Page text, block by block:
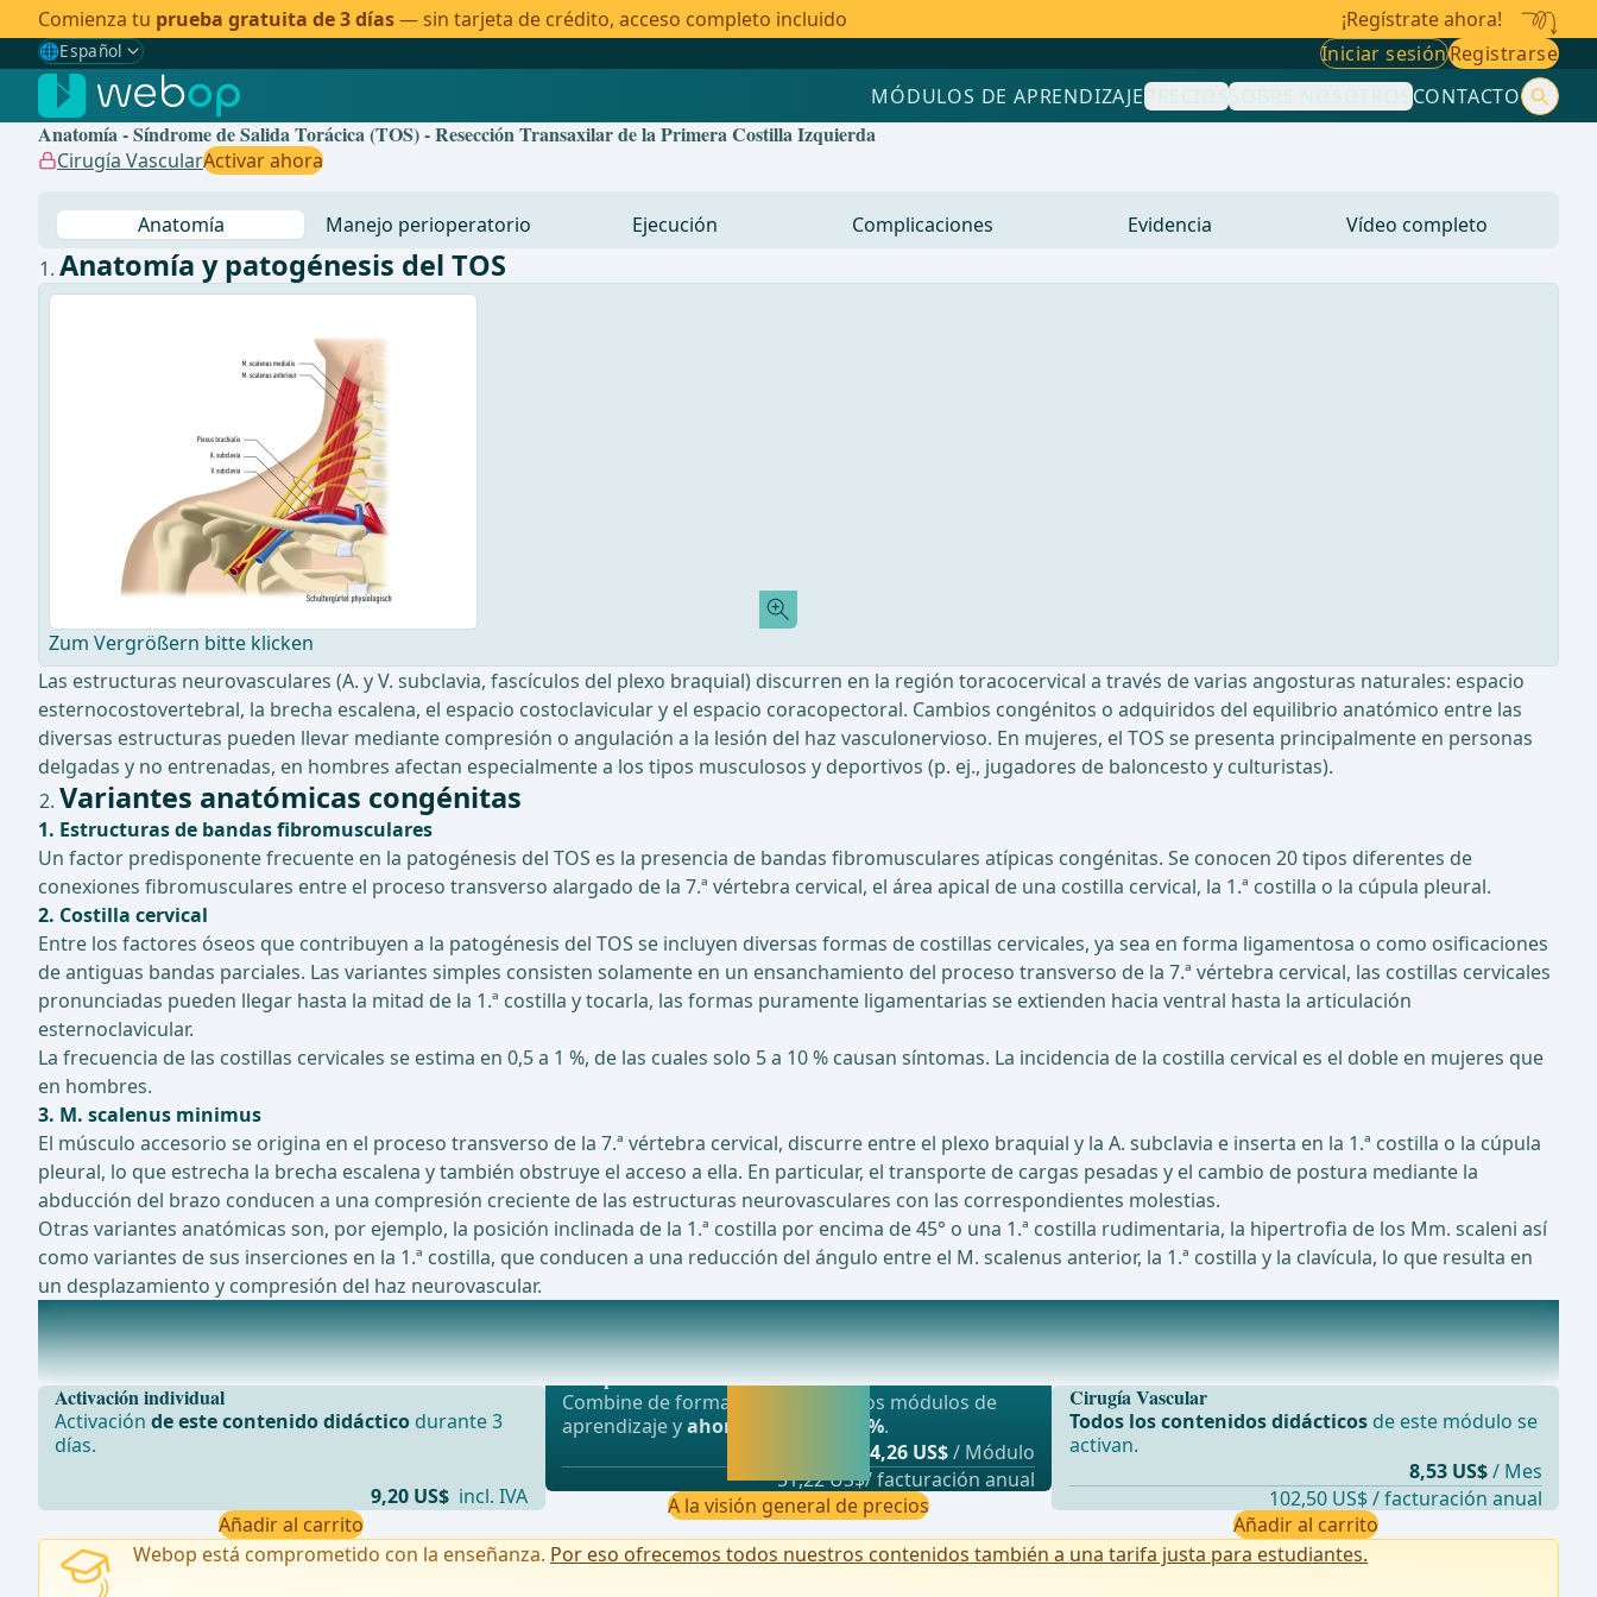
Comienza tu prueba gratuita de 3 días— sin tarjeta de crédito, acceso completo incluido ¡Regístrate ahora!
🌐Español
Gewählte Sprache: Español
🇩🇪 Alemán
🇬🇧Inglés
Iniciar sesiónRegistrarse
MÓDULOS DE APRENDIZAJEPRECIOSSOBRE NOSOTROSCONTACTO
Anatomía - Síndrome de Salida Torácica (TOS) - Resección Transaxilar de la Primera Costilla Izquierda
Cirugía VascularActivar ahora
Anatomía Manejo perioperatorio Ejecución Complicaciones Evidencia Vídeo completo
Anatomía y patogénesis del TOS
Zum Vergrößern bitte klicken
Las estructuras neurovasculares (A. y V. subclavia, fascículos del plexo braquial) discurren en la región toracocervical a través de varias angosturas naturales: espacio
esternocostovertebral, la brecha escalena, el espacio costoclavicular y el espacio coracopectoral. Cambios congénitos o adquiridos del equilibrio anatómico entre las
diversas estructuras pueden llevar mediante compresión o angulación a la lesión del haz vasculonervioso. En mujeres, el TOS se presenta principalmente en personas
delgadas y no entrenadas, en hombres afectan especialmente a los tipos musculosos y deportivos (p. ej., jugadores de baloncesto y culturistas).
Variantes anatómicas congénitas
1. Estructuras de bandas fibromusculares
Un factor predisponente frecuente en la patogénesis del TOS es la presencia de bandas fibromusculares atípicas congénitas. Se conocen 20 tipos diferentes de
conexiones fibromusculares entre el proceso transverso alargado de la 7.ª vértebra cervical, el área apical de una costilla cervical, la 1.ª costilla o la cúpula pleural.
2. Costilla cervical
Entre los factores óseos que contribuyen a la patogénesis del TOS se incluyen diversas formas de costillas cervicales, ya sea en forma ligamentosa o como osificaciones
de antiguas bandas parciales. Las variantes simples consisten solamente en un ensanchamiento del proceso transverso de la 7.ª vértebra cervical, las costillas cervicales
pronunciadas pueden llegar hasta la mitad de la 1.ª costilla y tocarla, las formas puramente ligamentarias se extienden hacia ventral hasta la articulación
esternoclavicular.
La frecuencia de las costillas cervicales se estima en 0,5 a 1 %, de las cuales solo 5 a 10 % causan síntomas. La incidencia de la costilla cervical es el doble en mujeres que
en hombres.
3. M. scalenus minimus
El músculo accesorio se origina en el proceso transverso de la 7.ª vértebra cervical, discurre entre el plexo braquial y la A. subclavia e inserta en la 1.ª costilla o la cúpula
pleural, lo que estrecha la brecha escalena y también obstruye el acceso a ella. En particular, el transporte de cargas pesadas y el cambio de postura mediante la
abducción del brazo conducen a una compresión creciente de las estructuras neurovasculares con las correspondientes molestias.
Otras variantes anatómicas son, por ejemplo, la posición inclinada de la 1.ª costilla por encima de 45° o una 1.ª costilla rudimentaria, la hipertrofia de los Mm. scaleni así
como variantes de sus inserciones en la 1.ª costilla, que conducen a una reducción del ángulo entre el M. scalenus anterior, la 1.ª costilla y la clavícula, lo que resulta en
un desplazamiento y compresión del haz neurovascular.
Causas habituales y adquiridas del TOS
1. Descenso del cinturón escapularEn el TOS de origen congénito se sospecha una pérdida de tono de
Activación individual
Activaciónde este contenido didáctico durante 3
días.
9,20 US$ incl. IVA
Añadir al carrito
Oferta más popular
webop - Ahorro flexible
Combine de forma flexible nuestros módulos de
aprendizaje yahorre hasta un 50%.
4,26 US$/ Módulo
51,22 US$/ facturación anual
A la visión general de precios
Cirugía Vascular
Todos los contenidos didácticosde este módulo se
activan.
8,53 US$ / Mes
102,50 US$ / facturación anual
Añadir al carrito
Webop está comprometido con la enseñanza. Por eso ofrecemos todos nuestros contenidos también a una tarifa justa para estudiantes.